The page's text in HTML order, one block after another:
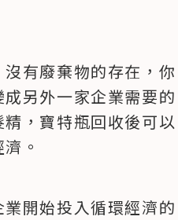
有廢棄物的存在，你
另外一家企業需要的
，寶特瓶回收後可以
。
開始投入循環經濟的